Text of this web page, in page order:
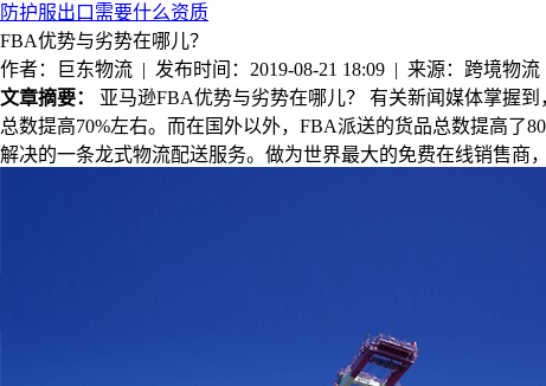
防护服出口需要什么资质
FBA优势与劣势在哪儿？
作者：巨东物流 | 发布时间：2019-08-21 18:09 | 来源：跨境物流
文章摘要：
亚马逊FBA优势与劣势在哪儿？ 有关新闻媒体掌握
总数提高70%左右。而在国外以外，FBA派送的货品总数提高了
解决的一条龙式物流配送服务。做为世界最大的免费在线销售商